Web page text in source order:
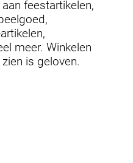
feestartikelen,
meer. Winkelen
is geloven.